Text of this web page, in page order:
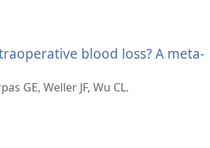
blood loss? A meta-
GE, Weller JF, Wu CL.